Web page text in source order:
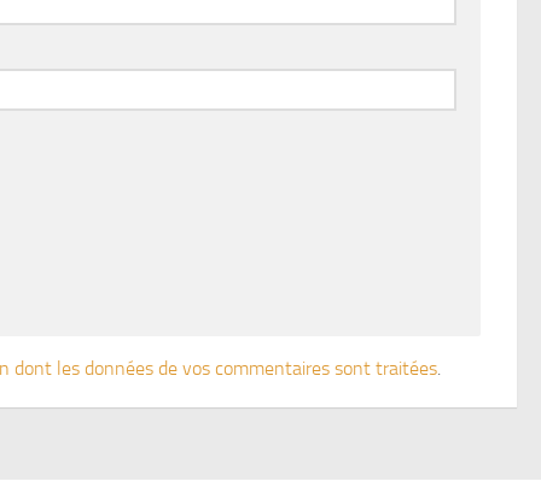
dont les données de vos commentaires sont traitées.